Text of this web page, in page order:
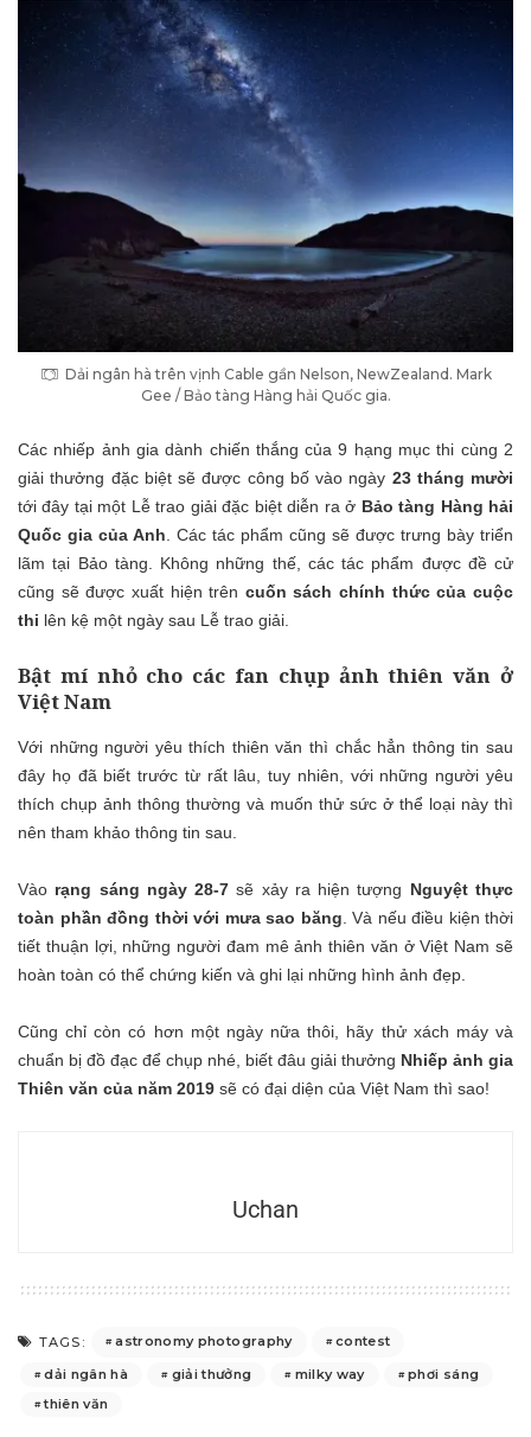
Dải ngân hà trên vịnh Cable gần Nelson, NewZealand. Mark
Gee / Bảo tàng Hàng hải Quốc gia.
Các nhiếp ảnh gia dành chiến thắng của 9 hạng mục thi cùng 2
giải thưởng đặc biệt sẽ được công bố vào ngày 23 tháng mười
tới đây tại một Lễ trao giải đặc biệt diễn ra ở Bảo tàng Hàng hải
Quốc gia của Anh . Các tác phẩm cũng sẽ được trưng bày triển
lãm tại Bảo tàng. Không những thế, các tác phẩm được đề cử
cũng sẽ được xuất hiện trên cuốn sách chính thức của cuộc
thi lên kệ một ngày sau Lễ trao giải.
Bật mí nhỏ cho các fan chụp ảnh thiên văn ở
Việt Nam
Với những người yêu thích thiên văn thì chắc hẳn thông tin sau
đây họ đã biết trước từ rất lâu, tuy nhiên, với những người yêu
thích chụp ảnh thông thường và muốn thử sức ở thể loại này thì
nên tham khảo thông tin sau.
Vào rạng sáng ngày 28-7 sẽ xảy ra hiện tượng Nguyệt thực
toàn phần đồng thời với mưa sao băng . Và nếu điều kiện thời
tiết thuận lợi, những người đam mê ảnh thiên văn ở Việt Nam sẽ
hoàn toàn có thể chứng kiến và ghi lại những hình ảnh đẹp.
Cũng chỉ còn có hơn một ngày nữa thôi, hãy thử xách máy và
chuẩn bị đồ đạc để chụp nhé, biết đâu giải thưởng Nhiếp ảnh gia
Thiên văn của năm 2019 sẽ có đại diện của Việt Nam thì sao!
Uchan
TAGS: astronomy photography
contest
dải ngân hà
giải thưởng milky way
phơi sáng
thiên văn